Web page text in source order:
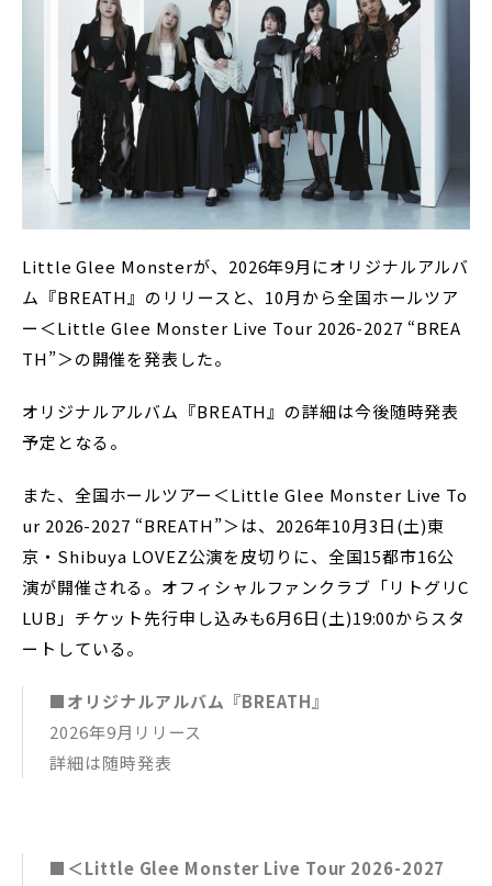
Little Glee Monsterが、2026年9月にオリジナルアルバ
ム『BREATH』のリリースと、10月から全国ホールツア
ー＜Little Glee Monster Live Tour 2026-2027 “BREA
TH”＞の開催を発表した。
オリジナルアルバム『BREATH』の詳細は今後随時発表
予定となる。
また、全国ホールツアー＜Little Glee Monster Live To
ur 2026-2027 “BREATH”＞は、2026年10月3日(土)東
京・Shibuya LOVEZ公演を皮切りに、全国15都市16公
演が開催される。オフィシャルファンクラブ「リトグリC
LUB」チケット先行申し込みも6月6日(土)19:00からスタ
ートしている。
■オリジナルアルバム『BREATH』
2026年9月リリース
詳細は随時発表
■＜Little Glee Monster Live Tour 2026-2027